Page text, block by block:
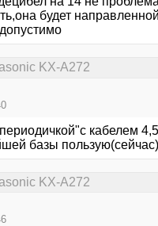
будет
KX-A272
кабелем
базы пользую(сейчас)
KX-A272